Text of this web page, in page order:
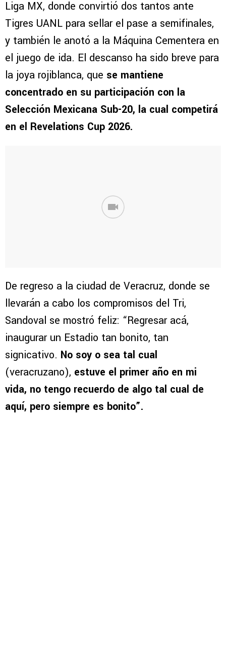
Liga MX, donde convirtió dos tantos ante
Tigres UANL para sellar el pase a semifinales,
y también le anotó a la Máquina Cementera en
el juego de ida. El descanso ha sido breve para
la joya rojiblanca, que se mantiene
concentrado en su participación con la
Selección Mexicana Sub-20, la cual competirá
en el Revelations Cup 2026.
De regreso a la ciudad de Veracruz, donde se
llevarán a cabo los compromisos del Tri,
Sandoval se mostró feliz: “Regresar acá,
inaugurar un Estadio tan bonito, tan
signicativo. No soy o sea tal cual
(veracruzano), estuve el primer año en mi
vida, no tengo recuerdo de algo tal cual de
aquí, pero siempre es bonito”.